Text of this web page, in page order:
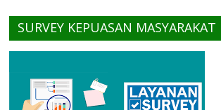
SURVEY KEPUASAN MASYARAKAT